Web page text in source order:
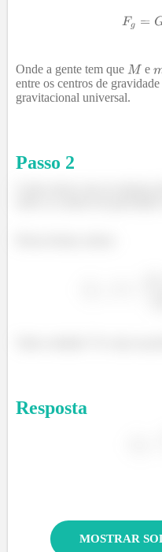
Onde a gente tem que e
entre os centros de
gravitacional universal.
Passo 2
Resposta